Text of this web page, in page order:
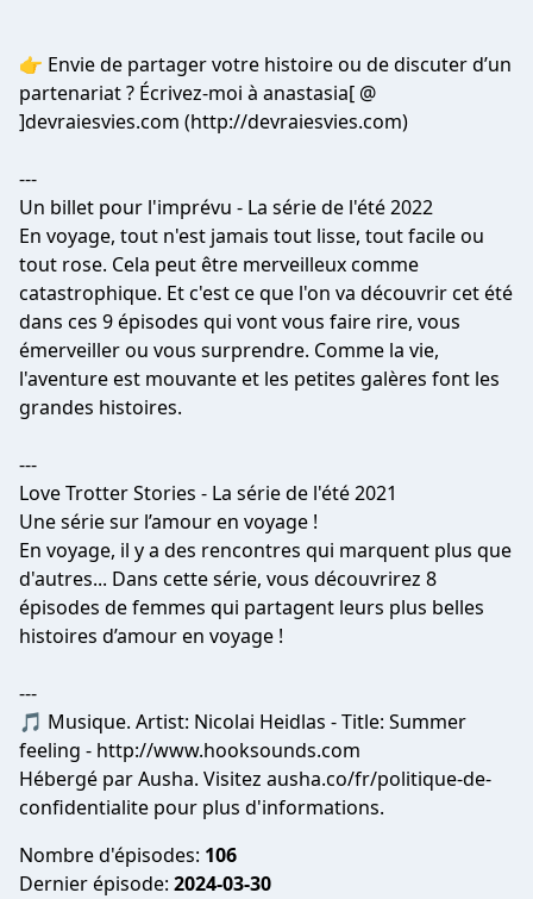
👉 Envie de partager votre histoire ou de discuter d’un
partenariat ? Écrivez-moi à anastasia[ @
]devraiesvies.com (http://devraiesvies.com)
---
Un billet pour l'imprévu - La série de l'été 2022
En voyage, tout n'est jamais tout lisse, tout facile ou
tout rose. Cela peut être merveilleux comme
catastrophique. Et c'est ce que l'on va découvrir cet été
dans ces 9 épisodes qui vont vous faire rire, vous
émerveiller ou vous surprendre. Comme la vie,
l'aventure est mouvante et les petites galères font les
grandes histoires.
---
Love Trotter Stories - La série de l'été 2021
Une série sur l’amour en voyage !
En voyage, il y a des rencontres qui marquent plus que
d'autres... Dans cette série, vous découvrirez 8
épisodes de femmes qui partagent leurs plus belles
histoires d’amour en voyage !
---
🎵 Musique. Artist: Nicolai Heidlas - Title: Summer
feeling - http://www.hooksounds.com
Hébergé par Ausha. Visitez ausha.co/fr/politique-de-
confidentialite pour plus d'informations.
Nombre d'épisodes: 106
Dernier épisode: 2024-03-30